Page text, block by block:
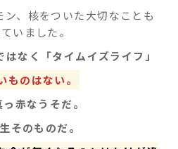
、核をついた大切なことも
いました。
はなく「タイムイズライフ」
のはない。
赤なうそだ。
のものだ。